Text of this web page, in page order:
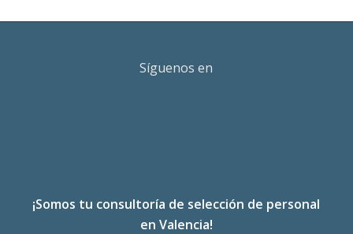
Síguenos en
¡Somos tu consultoría de selección de personal
en Valencia!